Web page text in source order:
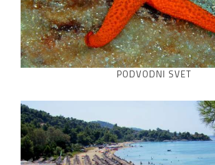
PODVODNI SVET